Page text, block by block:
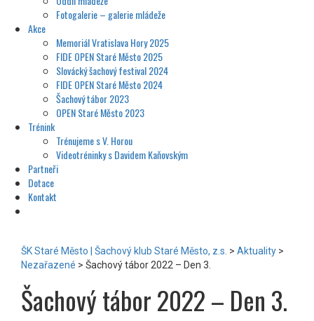
Fotogalerie – galerie mládeže
Akce
Memoriál Vratislava Hory 2025
FIDE OPEN Staré Město 2025
Slovácký šachový festival 2024
FIDE OPEN Staré Město 2024
Šachový tábor 2023
OPEN Staré Město 2023
Trénink
Trénujeme s V. Horou
Videotréninky s Davidem Kaňovským
Partneři
Dotace
Kontakt
ŠK Staré Město | Šachový klub Staré Město, z.s. > Aktuality >
Nezařazené > Šachový tábor 2022 – Den 3.
Šachový tábor 2022 – Den 3.